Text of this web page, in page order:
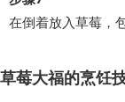
在倒着放入草莓，
草莓大福的烹饪